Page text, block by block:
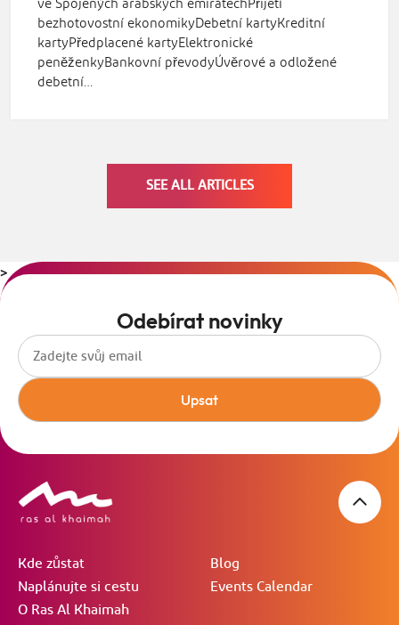
bezhotovostní ekonomikyDebetní kartyKreditní
kartyPředplacené kartyElektronické
peněženkyBankovní převodyÚvěrové a odložené
debetní…
SEE ALL ARTICLES
>
Odebírat novinky
Upsat
Kde zůstat
Naplánujte si cestu
O Ras Al Khaimah
Blog
Events Calendar